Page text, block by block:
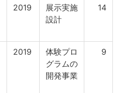
2019
展示実施
設計
14
2019
体験プロ
グラムの
開発事業
9